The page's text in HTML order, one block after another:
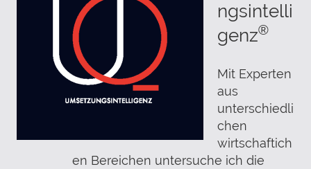
ngsintelli
genz®
Mit Experten
aus
unterschiedli
chen
wirtschaftich
en Bereichen untersuche ich die